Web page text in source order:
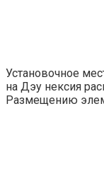
Установочное
на Дэу нексия
Размещению